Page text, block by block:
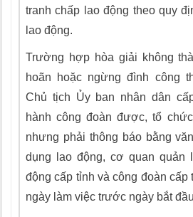
tranh chấp lao động theo quy
lao động.
Trường hợp hòa giải không
hoãn hoặc ngừng đình công
Chủ tịch Ủy ban nhân dân
hành công đoàn được, tổ
nhưng phải thông báo bằng
dụng lao động, cơ quan quản
động cấp tỉnh và công đoàn cấp
ngày làm việc trước ngày bắt